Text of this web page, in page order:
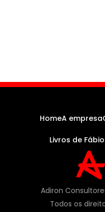
HomeA empresa
Livros de
Adiron
Todos os